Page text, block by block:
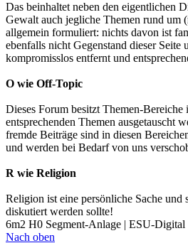
Das beinhaltet neben den eigentlichen
Gewalt auch jegliche Themen rund um
allgemein formuliert: nichts davon ist
ebenfalls nicht Gegenstand dieser Seite
kompromisslos entfernt und
O wie Off-Topic
Dieses Forum besitzt Themen-Bereiche
entsprechenden Themen ausgetauscht
fremde Beiträge sind in diesen
und werden bei Bedarf von uns
R wie Religion
Religion ist eine persönliche Sache und
diskutiert werden sollte!
6m2 H0 Segment-Anlage | ESU-Digital
Nach oben